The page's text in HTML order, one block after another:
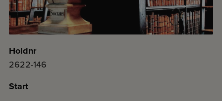
Holdnr
2622-146
Start